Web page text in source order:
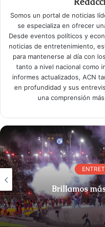
Somos un portal de noticias
se especializa en ofrecer
Desde eventos políticos y
noticias de entretenimiento,
para mantenerse al día con
tanto a nivel nacional como
informes actualizados, ACN
en profundidad y sus
una comprensión
Brillamos